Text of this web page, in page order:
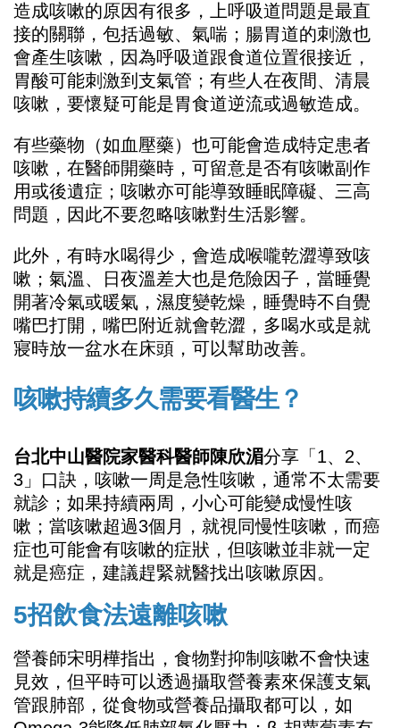
造成咳嗽的原因有很多，上呼吸道問題是最直
接的關聯，包括過敏、氣喘；腸胃道的刺激也
會產生咳嗽，因為呼吸道跟食道位置很接近，
胃酸可能刺激到支氣管；有些人在夜間、清晨
咳嗽，要懷疑可能是胃食道逆流或過敏造成。
有些藥物（如血壓藥）也可能會造成特定患者
咳嗽，在醫師開藥時，可留意是否有咳嗽副作
用或後遺症；咳嗽亦可能導致睡眠障礙、三高
問題，因此不要忽略咳嗽對生活影響。
此外，有時水喝得少，會造成喉嚨乾澀導致咳
嗽；氣溫、日夜溫差大也是危險因子，當睡覺
開著冷氣或暖氣，濕度變乾燥，睡覺時不自覺
嘴巴打開，嘴巴附近就會乾澀，多喝水或是就
寢時放一盆水在床頭，可以幫助改善。
咳嗽持續多久需要看醫生？
台北中山醫院家醫科醫師陳欣湄分享「1、2、
3」口訣，咳嗽一周是急性咳嗽，通常不太需要
就診；如果持續兩周，小心可能變成慢性咳
嗽；當咳嗽超過3個月，就視同慢性咳嗽，而癌
症也可能會有咳嗽的症狀，但咳嗽並非就一定
就是癌症，建議趕緊就醫找出咳嗽原因。
5招飲食法遠離咳嗽
營養師宋明樺指出，食物對抑制咳嗽不會快速
見效，但平時可以透過攝取營養素來保護支氣
管跟肺部，從食物或營養品攝取都可以，如